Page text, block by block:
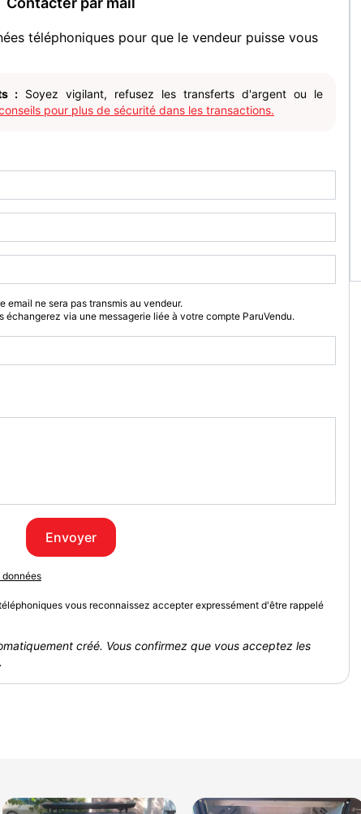
téléphoniques pour que le vendeur puisse vous
: Soyez vigilant, refusez les transferts d'argent ou le
pour plus de sécurité dans les transactions.
email ne sera pas transmis au vendeur.
échangerez via une messagerie liée à votre compte ParuVendu.
Envoyer
vous reconnaissez accepter expressément d'être rappelé
créé. Vous confirmez que vous acceptez les